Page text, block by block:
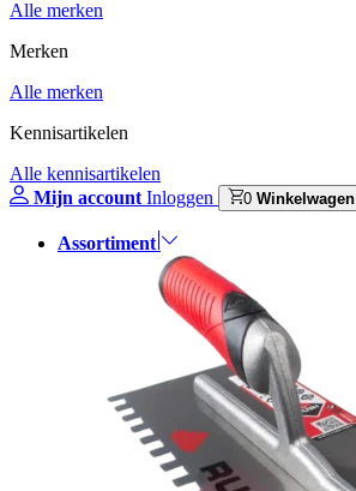
Alle merken
Merken
Alle merken
Kennisartikelen
Alle kennisartikelen
Mijn account Inloggen 0 Winkelwagen
Assortiment